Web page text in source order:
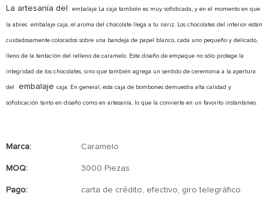
La artesanía del
embalaje La caja también es muy sofisticada, y en el momento en que
la abres embalaje caja, el aroma del chocolate llega a tu nariz. Los chocolates del interior están
cuidadosamente colocados sobre una bandeja de papel blanco, cada uno pequeño y delicado,
lleno de la tentación del relleno de caramelo. Este diseño de empaque no sólo protege la
integridad de los chocolates, sino que también agrega un sentido de ceremonia a la apertura
del embalaje caja. En general, esta caja de bombones demuestra alta calidad y
sofisticación tanto en diseño como en artesanía, lo que la convierte en un favorito instantáneo.
Marca: Caramelo
MOQ: 3000 Piezas
Pago: carta de crédito, efectivo, giro telegráfico